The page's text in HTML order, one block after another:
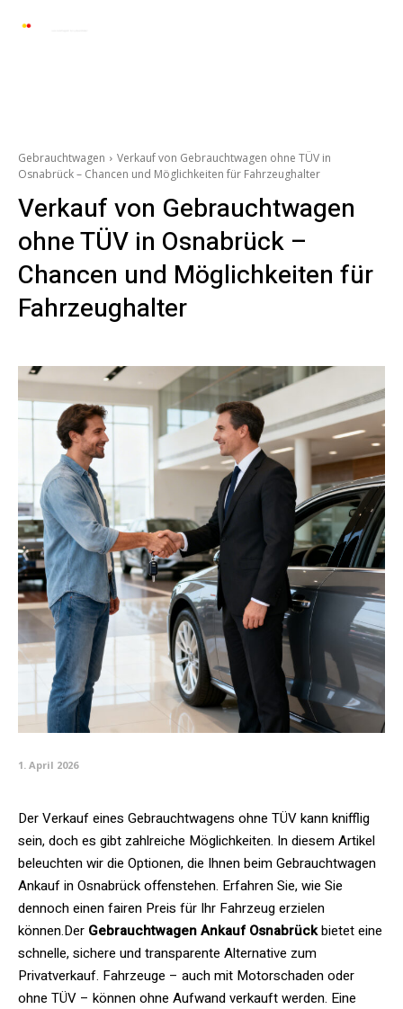
Gebrauchtwagen
Verkauf von Gebrauchtwagen ohne TÜV in
Osnabrück – Chancen und Möglichkeiten für Fahrzeughalter
Verkauf von Gebrauchtwagen
ohne TÜV in Osnabrück –
Chancen und Möglichkeiten für
Fahrzeughalter
1. April 2026
Der Verkauf eines Gebrauchtwagens ohne TÜV kann knifflig
sein, doch es gibt zahlreiche Möglichkeiten. In diesem Artikel
beleuchten wir die Optionen, die Ihnen beim Gebrauchtwagen
Ankauf in Osnabrück offenstehen. Erfahren Sie, wie Sie
dennoch einen fairen Preis für Ihr Fahrzeug erzielen
können.Der Gebrauchtwagen Ankauf Osnabrückbietet eine
schnelle, sichere und transparente Alternative zum
Privatverkauf. Fahrzeuge – auch mit Motorschaden oder
ohne TÜV – können ohne Aufwand verkauft werden. Eine